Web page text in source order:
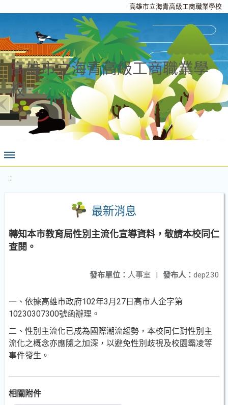
高雄市立海青高級工商職業學校
高雄市立海青高級工商職業學
校
:::
最新消息
轉知本市教育局性別主流化宣導資料，敬請本校同仁
查閱。
發布人： dep230
發布單位： 人事室 |
一、依據高雄市政府102年3月27日高市人企字第
10230307300號函辦理。
二、性別主流化已成為國際潮流趨勢，本校同仁對性別主
流化之概念亦應隨之加深，以避免性別歧視及校園霸凌等
事件發生。
相關附件